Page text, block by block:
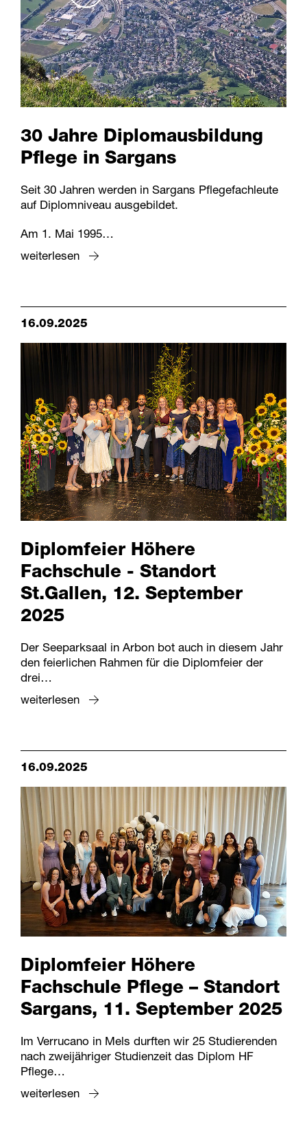
30 Jahre Diplomausbildung
Pflege in Sargans
Seit 30 Jahren werden in Sargans Pflegefachleute
auf Diplomniveau ausgebildet.
Am 1. Mai 1995…
weiterlesen
16.09.2025
Diplomfeier Höhere
Fachschule - Standort
St.Gallen, 12. September
2025
Der Seeparksaal in Arbon bot auch in diesem Jahr
den feierlichen Rahmen für die Diplomfeier der
drei…
weiterlesen
16.09.2025
Diplomfeier Höhere
Fachschule Pflege – Standort
Sargans, 11. September 2025
Im Verrucano in Mels durften wir 25 Studierenden
nach zweijähriger Studienzeit das Diplom HF
Pflege…
weiterlesen